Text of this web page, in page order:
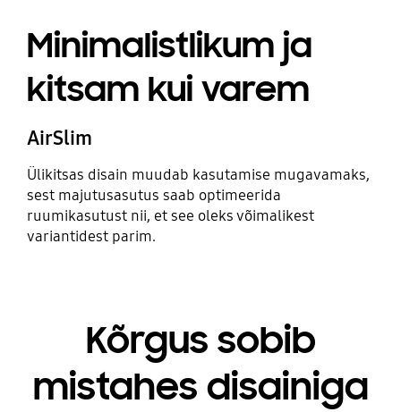
Minimalistlikum ja
kitsam kui varem
AirSlim
Ülikitsas disain muudab kasutamise mugavamaks,
sest majutusasutus saab optimeerida
ruumikasutust nii, et see oleks võimalikest
variantidest parim.
Kõrgus sobib
mistahes disainiga